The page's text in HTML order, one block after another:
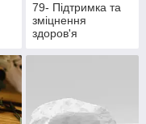
79- Підтримка та
зміцнення
здоров'я